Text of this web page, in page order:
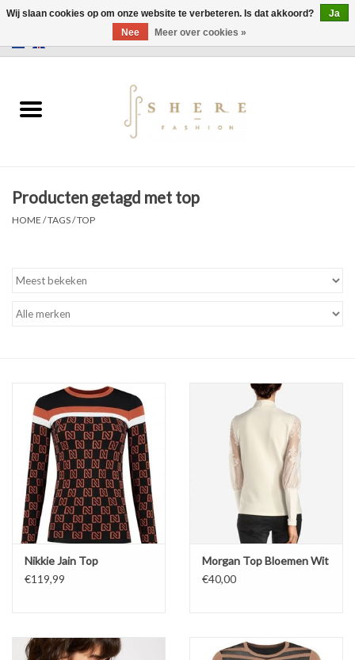
Jurken
Pakken
Accessoires
Merken
Producten getagd met top
HOME /TAGS/TOP
Nikkie Jain Top
€119,99
Morgan Top Bloemen Wit
€40,00
Wij slaan cookies op om onze website te verbeteren. Is dat akkoord?
Ja
Nee
Meer over cookies »